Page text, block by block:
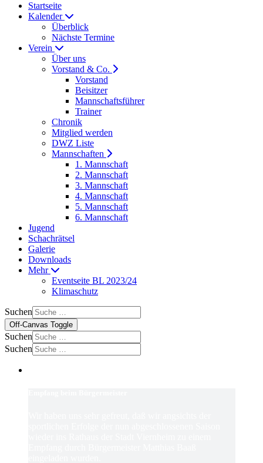
Startseite
Kalender
Überblick
Nächste Termine
Verein
Über uns
Vorstand & Co.
Vorstand
Beisitzer
Mannschaftsführer
Trainer
Chronik
Mitglied werden
DWZ Liste
Mannschaften
1. Mannschaft
2. Mannschaft
3. Mannschaft
4. Mannschaft
5. Mannschaft
6. Mannschaft
Jugend
Schachrätsel
Galerie
Downloads
Mehr
Eventseite BL 2023/24
Klimaschutz
Suchen
Off-Canvas Toggle
Suchen
Suchen